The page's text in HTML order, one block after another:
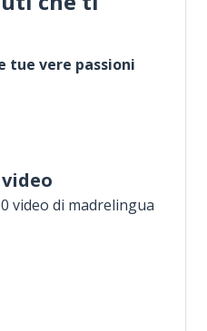
tue vere passioni
video di madrelingua